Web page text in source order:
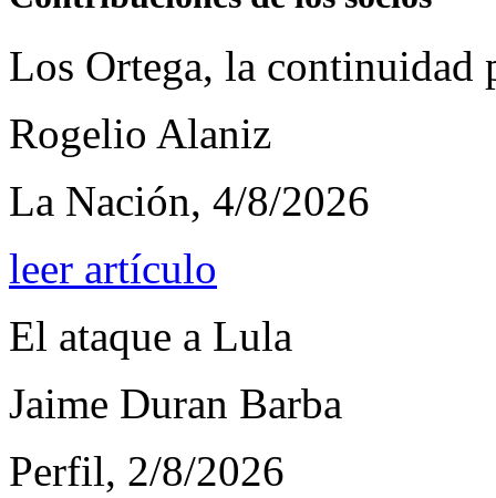
Los Ortega, la continuidad
Rogelio Alaniz
La Nación, 4/8/2026
leer artículo
El ataque a Lula
Jaime Duran Barba
Perfil, 2/8/2026